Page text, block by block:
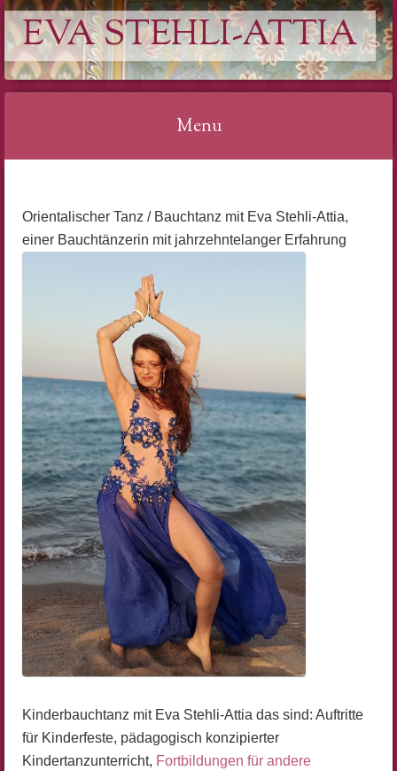
EVA STEHLI-ATTIA
Menu
content
Orientalischer Tanz / Bauchtanz mit Eva Stehli-Attia,
einer Bauchtänzerin mit jahrzehntelanger Erfahrung
Kinderbauchtanz mit Eva Stehli-Attia das sind: Auftritte
für Kinderfeste, pädagogisch konzipierter
Kindertanzunterricht, Fortbildungen für andere